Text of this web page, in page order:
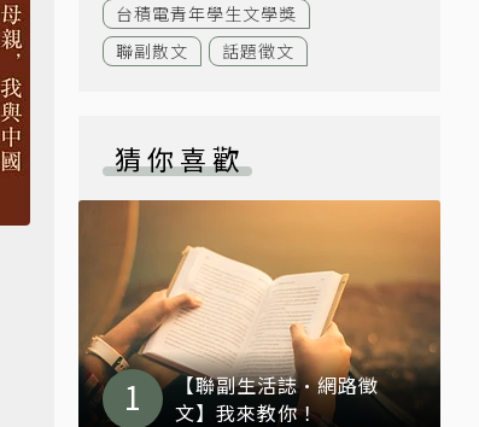
台積電青年學生文學獎
聯副散文
話題徵文
猜你喜歡
【聯副生活誌·網路徵
文】我來教你！